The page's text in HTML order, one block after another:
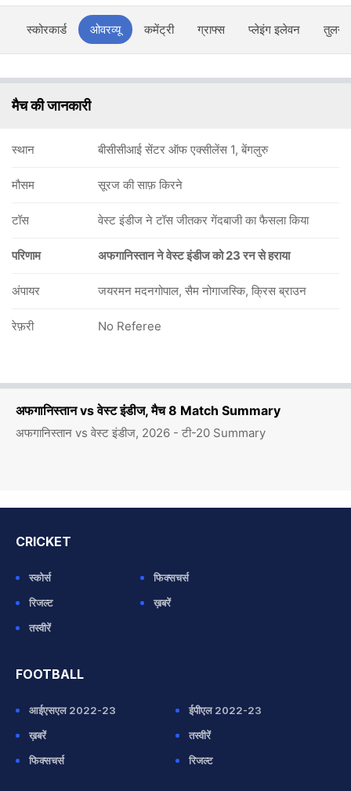
अफगानिस्तान vs वेस्ट इंडीज, मैच 8 Match Summary
अफगानिस्तान vs वेस्ट इंडीज, 2026 - टी-20 Summary
स्कोरकार्ड ओवरव्यू कमेंट्री ग्राफ्स प्लेइंग इलेवन तुलना
मैच की जानकारी
स्थान बीसीसीआई सेंटर ऑफ एक्सीलेंस 1, बेंगलुरु
मौसम सूरज की साफ़ किरने
टॉस वेस्ट इंडीज ने टॉस जीतकर गेंदबाजी का फैसला किया
परिणाम अफगानिस्तान ने वेस्ट इंडीज को 23 रन से हराया
अंपायर जयरमन मदनगोपाल, सैम नोगाजस्कि, क्रिस ब्राउन
रेफ़री No Referee
CRICKET
स्कोर्स
फिक्सचर्स
रिजल्ट
ख़बरें
तस्वीरें
FOOTBALL
आईएसएल 2022-23
ईपीएल 2022-23
ख़बरें
तस्वीरें
फिक्सचर्स
रिजल्ट